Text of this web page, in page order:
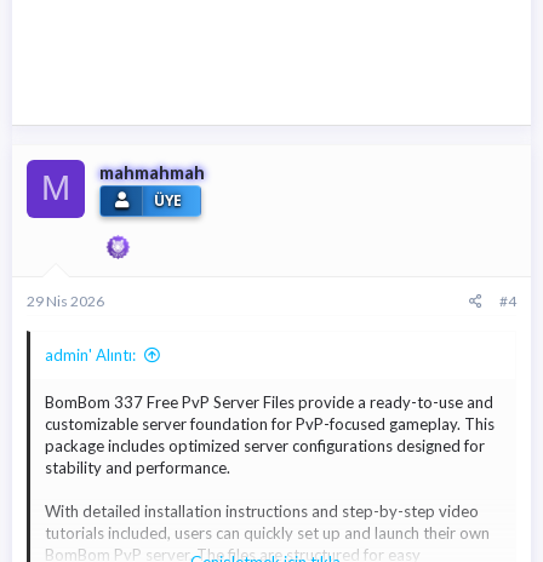
M mahmahmah
ÜYE
29 Nis 2026 #4
admin' Alıntı:
BomBom 337 Free PvP Server Files provide a ready-to-use and
customizable server foundation for PvP-focused gameplay. This
package includes optimized server configurations designed for
stability and performance.
With detailed installation instructions and step-by-step video
tutorials included, users can quickly set up and launch their own
BomBom PvP server. The files are structured for easy